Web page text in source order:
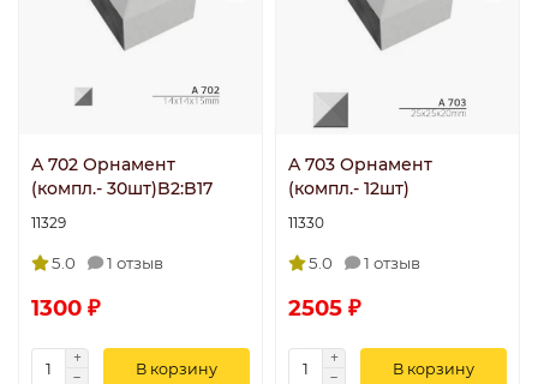
A 702 Орнамент
(компл.- 30шт)B2:B17
11329
5.0 1 отзыв
1300 ₽
В корзину
A 703 Орнамент
(компл.- 12шт)
11330
5.0 1 отзыв
2505 ₽
В корзину